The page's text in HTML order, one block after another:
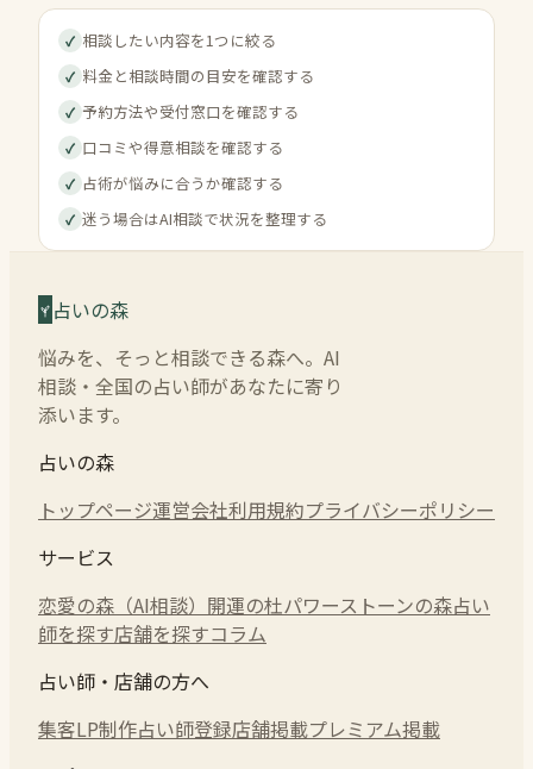
✓ 相談したい内容を1つに絞る
✓ 料金と相談時間の目安を確認する
✓ 予約方法や受付窓口を確認する
✓ 口コミや得意相談を確認する
✓ 占術が悩みに合うか確認する
✓ 迷う場合はAI相談で状況を整理する
占いの森
悩みを、そっと相談できる森へ。AI
相談・全国の占い師があなたに寄り
添います。
占いの森
トップページ運営会社利用規約プライバシーポリシー
サービス
恋愛の森（AI相談） 開運の杜パワーストーンの森占い
師を探す店舗を探すコラム
占い師・店舗の方へ
集客LP制作占い師登録店舗掲載プレミアム掲載